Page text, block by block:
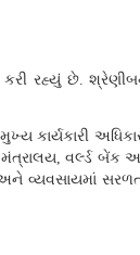
કરી રહ્યું છે.
કાર્યકારી
મંત્રાલય,વર્લ્ડ બેંક
વ્યવસાયમાં